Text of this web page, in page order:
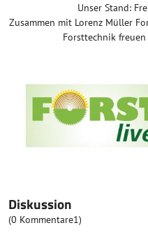
Unser Stand:
Zusammen mit Lorenz Müller
Forsttechnik
Diskussion
(0 Kommentare1)